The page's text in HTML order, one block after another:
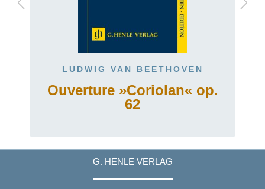
LUDWIG VAN BEETHOVEN
Ouverture »Coriolan« op.
62
G. HENLE VERLAG